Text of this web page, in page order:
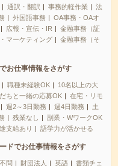
通訳・翻訳 事務的軽作業
法
外国語事務
OA事務・OAオ
広報・宣伝・IR
金融事務（証
マーケティング
金融事務（そ
お仕事情報をさがす
職種未経験OK
10名以上の大
ちと一緒の応募OK
在宅・リモ
週2～3日勤務 週4日勤務
土
残業なし
副業・WワークOK
支給あり
語学力が活かせる
ドでお仕事情報をさがす
問 財団法人 英語
書類チェ